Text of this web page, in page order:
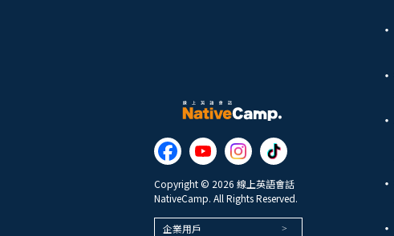
Copyright © 2026 線上英語會話
NativeCamp. All Rights Reserved.
企業用戶